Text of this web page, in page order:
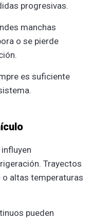
progresivas.
manchas
o se pierde
es suficiente
Trayectos
altas temperaturas
pueden